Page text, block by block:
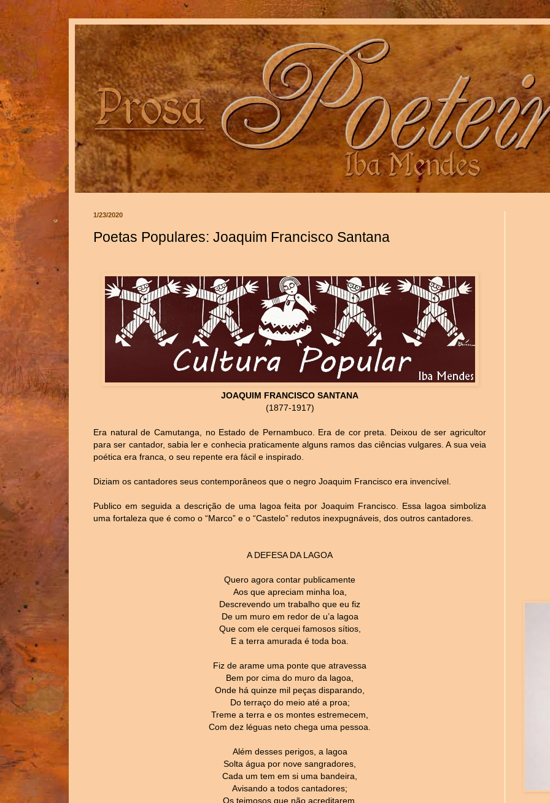
1/23/2020
Poetas Populares: Joaquim Francisco Santana
JOAQUIM FRANCISCO SANTANA
(1877-1917)
Era natural de Camutanga, no Estado de Pernambuco. Era de cor preta. Deixou de ser agricultor
para ser cantador, sabia ler e conhecia praticamente alguns ramos das ciências vulgares. A sua veia
poética era franca, o seu repente era fácil e inspirado.
Diziam os cantadores seus contemporâneos que o negro Joaquim Francisco era invencível.
Publico em seguida a descrição de uma lagoa feita por Joaquim Francisco. Essa lagoa simboliza
uma fortaleza que é como o “Marco” e o “Castelo” redutos inexpugnáveis, dos outros cantadores.
A DEFESA DA LAGOA
Quero agora contar publicamente
Aos que apreciam minha loa,
Descrevendo um trabalho que eu fiz
De um muro em redor de u’a lagoa
Que com ele cerquei famosos sítios,
E a terra amurada é toda boa.
Fiz de arame uma ponte que atravessa
Bem por cima do muro da lagoa,
Onde há quinze mil peças disparando,
Do terraço do meio até a proa;
Treme a terra e os montes estremecem,
Com dez léguas neto chega uma pessoa.
Além desses perigos, a lagoa
Solta água por nove sangradores,
Cada um tem em si uma bandeira,
Avisando a todos cantadores;
Os teimosos que não acreditarem.